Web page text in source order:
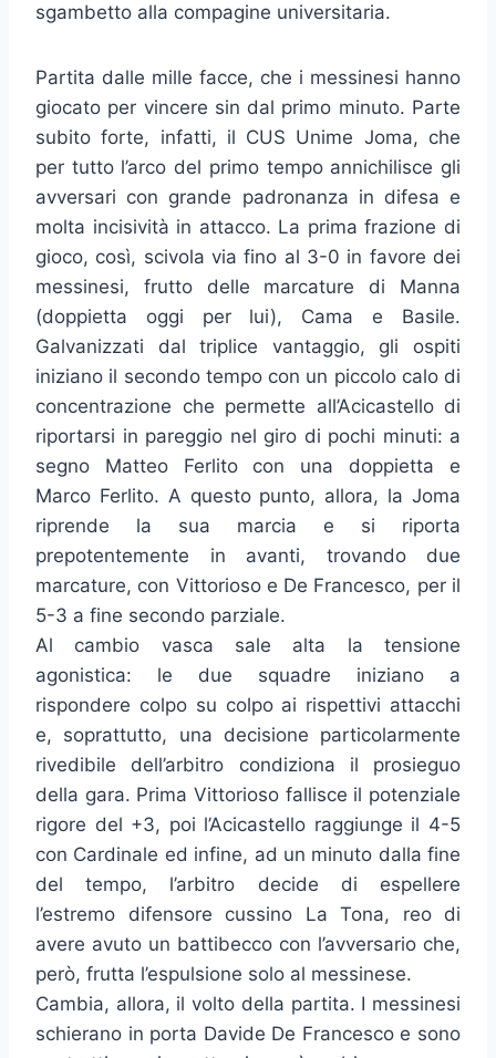
sgambetto alla compagine universitaria.
Partita dalle mille facce, che i messinesi hanno
giocato per vincere sin dal primo minuto. Parte
subito forte, infatti, il CUS Unime Joma, che
per tutto l’arco del primo tempo annichilisce gli
avversari con grande padronanza in difesa e
molta incisività in attacco. La prima frazione di
gioco, così, scivola via fino al 3-0 in favore dei
messinesi, frutto delle marcature di Manna
(doppietta oggi per lui), Cama e Basile.
Galvanizzati dal triplice vantaggio, gli ospiti
iniziano il secondo tempo con un piccolo calo di
concentrazione che permette all’Acicastello di
riportarsi in pareggio nel giro di pochi minuti: a
segno Matteo Ferlito con una doppietta e
Marco Ferlito. A questo punto, allora, la Joma
riprende la sua marcia e si riporta
prepotentemente in avanti, trovando due
marcature, con Vittorioso e De Francesco, per il
5-3 a fine secondo parziale.
Al cambio vasca sale alta la tensione
agonistica: le due squadre iniziano a
rispondere colpo su colpo ai rispettivi attacchi
e, soprattutto, una decisione particolarmente
rivedibile dell’arbitro condiziona il prosieguo
della gara. Prima Vittorioso fallisce il potenziale
rigore del +3, poi l’Acicastello raggiunge il 4-5
con Cardinale ed infine, ad un minuto dalla fine
del tempo, l’arbitro decide di espellere
l’estremo difensore cussino La Tona, reo di
avere avuto un battibecco con l’avversario che,
però, frutta l’espulsione solo al messinese.
Cambia, allora, il volto della partita. I messinesi
schierano in porta Davide De Francesco e sono